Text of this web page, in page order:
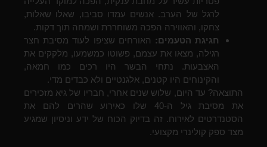
לרגל של הערב. אנשים עמדו סביבו, שאלו שאלות,
צחקו, והאווירה הפכה משוחררת ושמחה תוך דקות.
חגיגת הטעמים: האורחים שציפו לעוד מסיבת חצר
רגילה, מצאו את עצמם, פשוטו כמשמעו, מלקקים את
האצבעות. נתחי הבשר היו רכים כמו חמאה,
והקינוחים היו קטנים, אלגנטיים ולא כבדים מדי.
התוצאה? עד היום, שלוש שנים אחרי, חבריו של גיא מזכירים
את מסיבת גיל ה-40 שלו כאירוע שהרים להם את
הסטנדרטים לאירוח. זה בדיוק הכוח של ידע וניסיון שמגיע
מצד ספק קולינרי מקצועי.